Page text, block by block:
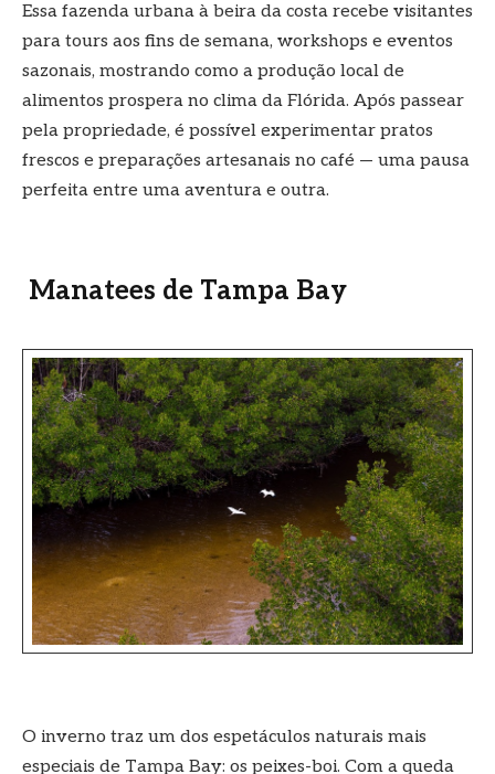
Essa fazenda urbana à beira da costa recebe visitantes
para tours aos fins de semana, workshops e eventos
sazonais, mostrando como a produção local de
alimentos prospera no clima da Flórida. Após passear
pela propriedade, é possível experimentar pratos
frescos e preparações artesanais no café — uma pausa
perfeita entre uma aventura e outra.
Manatees de Tampa Bay
O inverno traz um dos espetáculos naturais mais
especiais de Tampa Bay: os peixes-boi. Com a queda